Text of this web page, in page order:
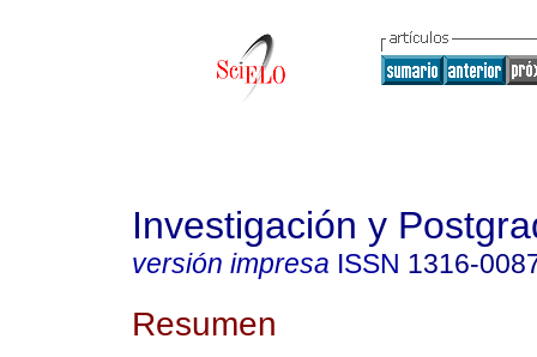
Investigación y
versión impresa ISSN 1316-
Resumen